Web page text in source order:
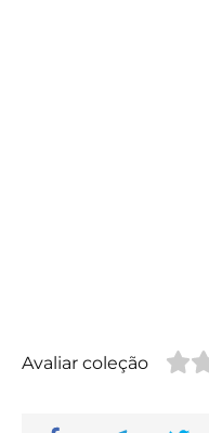
Avaliar coleção